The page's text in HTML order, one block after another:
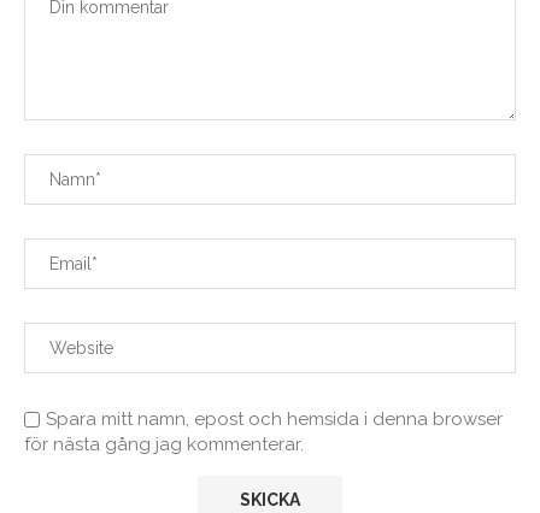
Spara mitt namn, epost och hemsida i denna browser
för nästa gång jag kommenterar.